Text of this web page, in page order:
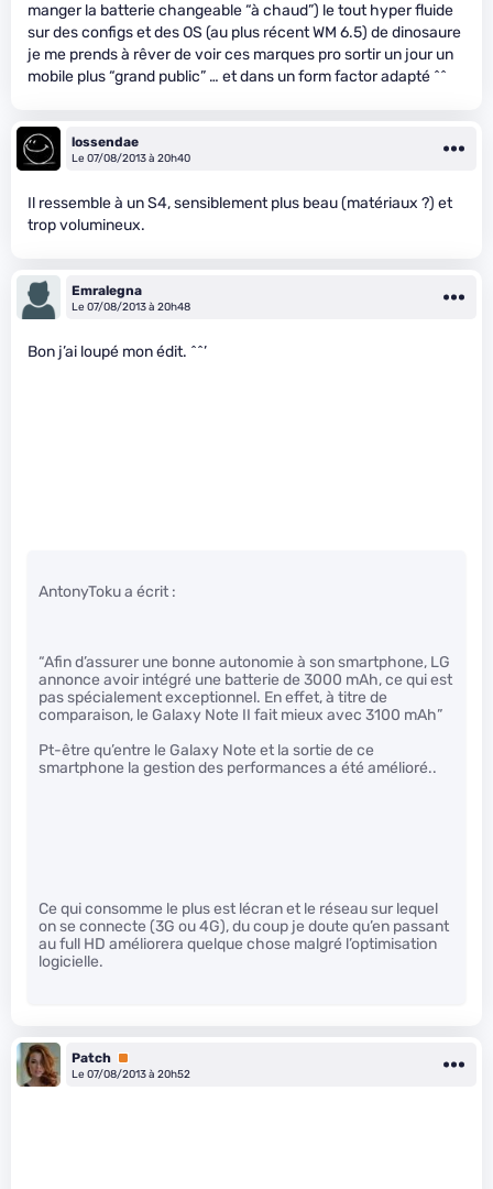
manger la batterie changeable “à chaud”) le tout hyper fluide
sur des configs et des OS (au plus récent WM 6.5) de dinosaure
je me prends à rêver de voir ces marques pro sortir un jour un
mobile plus “grand public” … et dans un form factor adapté ^^
lossendae
Le 07/08/2013 à 20h40
Il ressemble à un S4, sensiblement plus beau (matériaux ?) et
trop volumineux.
Emralegna
Le 07/08/2013 à 20h48
Bon j’ai loupé mon édit. ^^’
AntonyToku a écrit :
“Afin d’assurer une bonne autonomie à son smartphone, LG
annonce avoir intégré une batterie de 3000 mAh, ce qui est
pas spécialement exceptionnel. En effet, à titre de
comparaison, le Galaxy Note II fait mieux avec 3100 mAh”
Pt-être qu’entre le Galaxy Note et la sortie de ce
smartphone la gestion des performances a été amélioré..
Ce qui consomme le plus est lécran et le réseau sur lequel
on se connecte (3G ou 4G), du coup je doute qu’en passant
au full HD améliorera quelque chose malgré l’optimisation
logicielle.
Patch Premium
Le 07/08/2013 à 20h52